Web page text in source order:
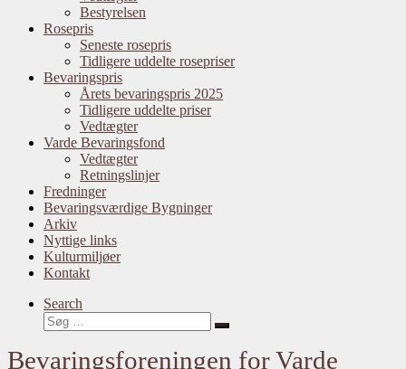
Bestyrelsen
Rosepris
Seneste rosepris
Tidligere uddelte rosepriser
Bevaringspris
Årets bevaringspris 2025
Tidligere uddelte priser
Vedtægter
Varde Bevaringsfond
Vedtægter
Retningslinjer
Fredninger
Bevaringsværdige Bygninger
Arkiv
Nyttige links
Kulturmiljøer
Kontakt
Search
Søg
Søg
Bevaringsforeningen for Varde